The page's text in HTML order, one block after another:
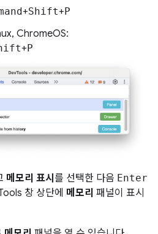
+Shift+P
ChromeOS:
+P
메모리 표시 를 선택한 다음 Enter
창 상단에 메모리 패널이 표시